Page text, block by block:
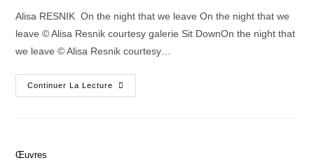
Alisa RESNIK On the night that we leave On the night that we
leave © Alisa Resnik courtesy galerie Sit DownOn the night that
we leave © Alisa Resnik courtesy…
Continuer La Lecture
Œuvres